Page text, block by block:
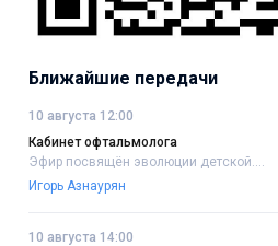
Ближайшие передачи
10 августа 12:00
Кабинет офтальмолога
Эфир посвящён эволюции детской....
Игорь Азнаурян
10 августа 14:00